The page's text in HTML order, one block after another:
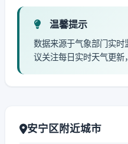
温馨提示
数据来源于气象部门实
议关注每日实时天气更新
安宁区附近城市